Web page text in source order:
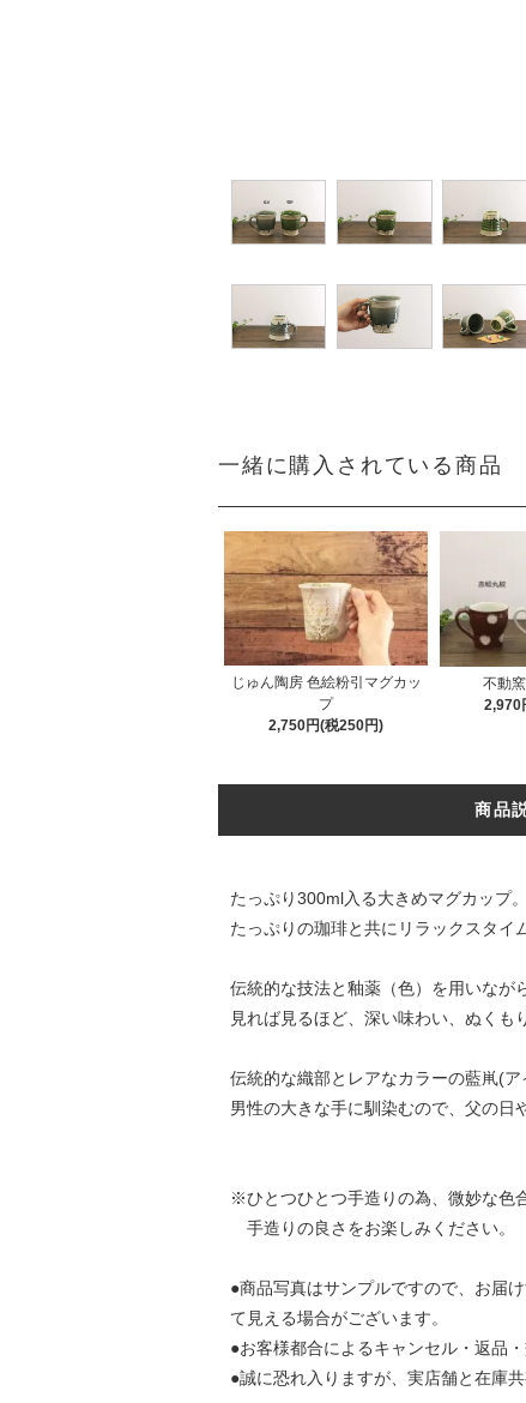
一緒に購入されている商品
じゅん陶房 色絵粉引マグカッ
プ
2,750円(税250円)
不動
2,970
商品
たっぷり300ml入る大きめマグカップ
たっぷりの珈琲と共にリラックスタイ
伝統的な技法と釉薬（色）を用いなが
見れば見るほど、深い味わい、ぬくも
伝統的な織部とレアなカラーの藍鼡(ア
男性の大きな手に馴染むので、父の日
※ひとつひとつ手造りの為、微妙な色
手造りの良さをお楽しみください。
●商品写真はサンプルですので、お届
て見える場合がございます。
●お客様都合によるキャンセル・返品
●誠に恐れ入りますが、実店舗と在庫